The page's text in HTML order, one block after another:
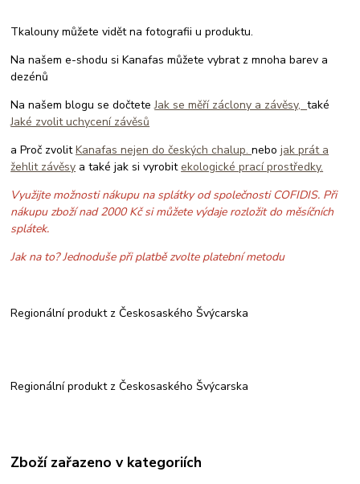
Tkalouny můžete vidět na fotografii u produktu.
Na našem e-shodu si Kanafas můžete vybrat z mnoha barev a
dezénů
Na našem blogu se dočteteJak se měří záclony a závěsy,také
Jaké zvolit uchycení závěsů
a Proč zvolitKanafas nejen do českých chalup.nebojak prát a
žehlit závěsy a také jak si vyrobitekologické prací prostředky.
Využijte možnosti nákupu na splátky od společnosti COFIDIS. Při
nákupu zboží nad 2000 Kč si můžete výdaje rozložit do měsíčních
splátek.
Jak na to? Jednoduše při platbě zvolte platební metodu
Regionální produkt z Českosaského Švýcarska
Regionální produkt z Českosaského Švýcarska
Zboží zařazeno v kategoriích